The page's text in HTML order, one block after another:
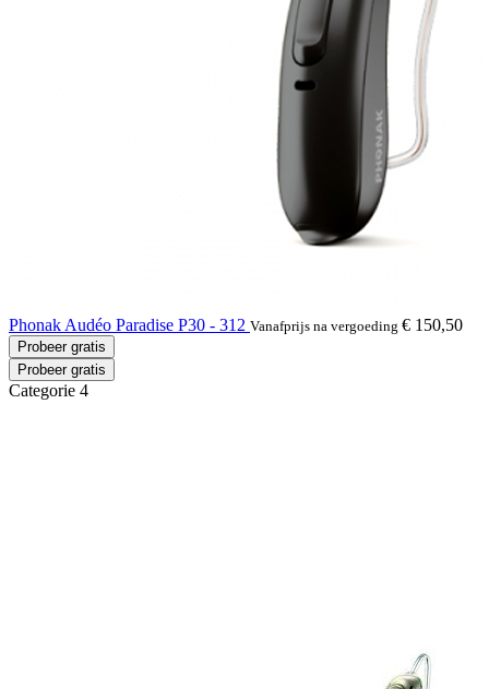
Phonak Audéo Paradise P30 - 312 Vanafprijs na vergoeding € 150,50
Probeer gratis
Probeer gratis
Categorie 4